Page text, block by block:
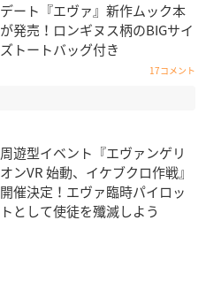
デート『エヴァ』新作ムック本
が発売！ロンギヌス柄のBIGサイ
ズトートバッグ付き
17コメント
周遊型イベント『エヴァンゲリ
オンVR 始動、イケブクロ作戦』
開催決定！エヴァ臨時パイロッ
トとして使徒を殲滅しよう